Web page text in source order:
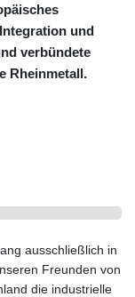
und
verbündete
Rheinmetall.
ausschließlich in
Freunden von
die industrielle